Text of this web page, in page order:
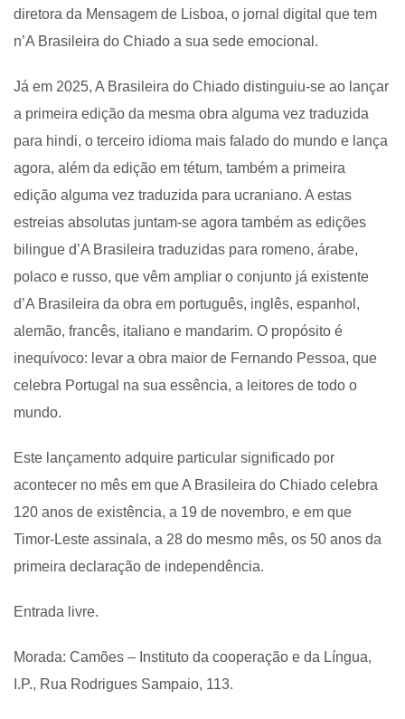
diretora da Mensagem de Lisboa, o jornal digital que tem
n’A Brasileira do Chiado a sua sede emocional.
Já em 2025, A Brasileira do Chiado distinguiu-se ao lançar
a primeira edição da mesma obra alguma vez traduzida
para hindi, o terceiro idioma mais falado do mundo e lança
agora, além da edição em tétum, também a primeira
edição alguma vez traduzida para ucraniano. A estas
estreias absolutas juntam-se agora também as edições
bilingue d’A Brasileira traduzidas para romeno, árabe,
polaco e russo, que vêm ampliar o conjunto já existente
d’A Brasileira da obra em português, inglês, espanhol,
alemão, francês, italiano e mandarim. O propósito é
inequívoco: levar a obra maior de Fernando Pessoa, que
celebra Portugal na sua essência, a leitores de todo o
mundo.
Este lançamento adquire particular significado por
acontecer no mês em que A Brasileira do Chiado celebra
120 anos de existência, a 19 de novembro, e em que
Timor-Leste assinala, a 28 do mesmo mês, os 50 anos da
primeira declaração de independência.
Entrada livre.
Morada: Camões – Instituto da cooperação e da Língua,
I.P., Rua Rodrigues Sampaio, 113.